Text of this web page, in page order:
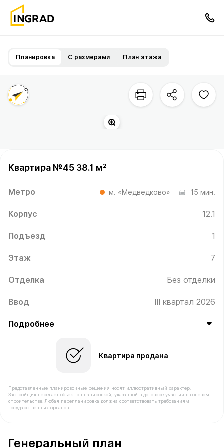
Планировка С размерами План этажа
Квартира №45 38.1 м²
Метро м. «Медведково» 15 мин.
Корпус 12.1
Подъезд 1
Этаж 7
Отделка Без отделки
Ввод III квартал 2026
Подробнее
Квартира продана
Представленные планировочные решения носят иллюстративный характер.
Застройщик передаёт объект с планировкой, указанной в договоре участия в долевом
строительстве. Любая перепланировка должна соответствовать требованиям
государственных органов.
Генеральный план